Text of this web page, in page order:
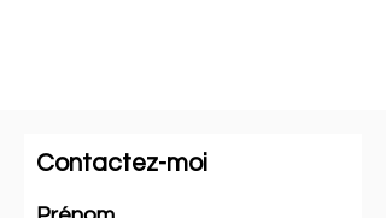
Contactez-moi